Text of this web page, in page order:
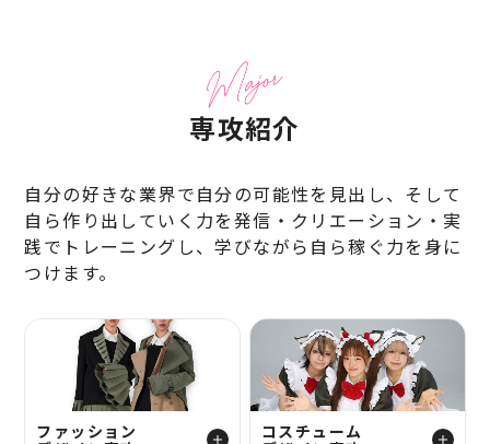
専攻紹介
自分の好きな業界で自分の可能性を見出し、そして
自ら作り出していく力を発信・クリエーション・実
践で トレーニングし、学びながら自ら稼ぐ力を身に
つけます。
ファッション
コスチューム